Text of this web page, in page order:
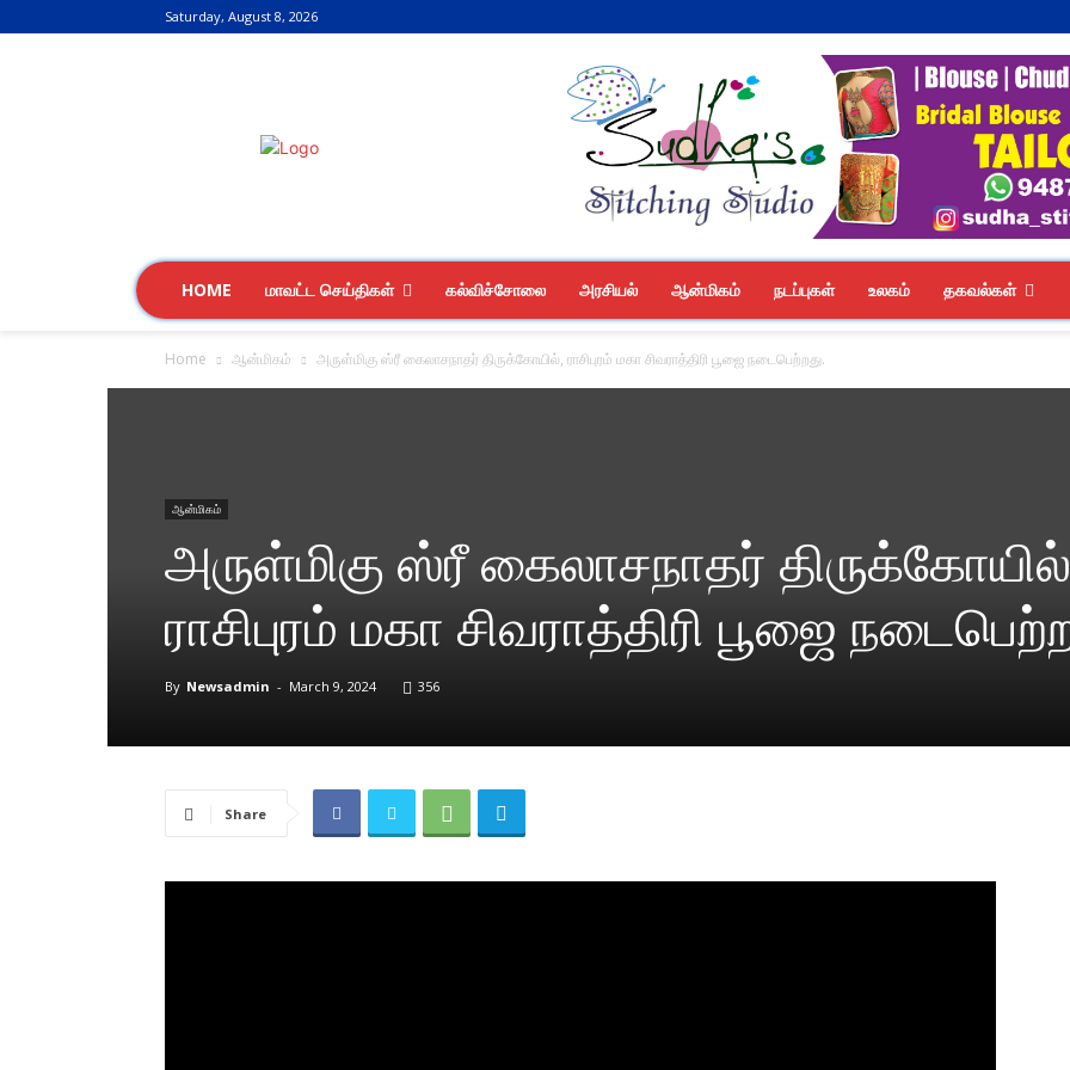
Saturday, August 8, 2026
HOME மாவட்ட செய்திகள் கல்விச்சோலை அரசியல் ஆன்மிகம் நடப்புகள் உலகம் தகவல்கள்
Home ஆன்மிகம் அருள்மிகு ஸ்ரீ கைலாசநாதர் திருக்கோயில், ராசிபுரம் மகா சிவராத்திரி பூஜை நடைபெற்றது.
ஆன்மிகம்
அருள்மிகு ஸ்ரீ கைலாசநாதர்
ராசிபுரம் மகா சிவராத்திரி பூஜை
By Newsadmin - March 9, 2024 356
Share